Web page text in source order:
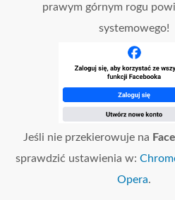
prawym górnym rogu
systemowego!
Jeśli nie przekierowuje na
sprawdzić ustawienia w:
Opera.